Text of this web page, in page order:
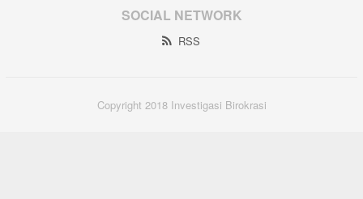
SOCIAL NETWORK
RSS
Copyright 2018 Investigasi Birokrasi